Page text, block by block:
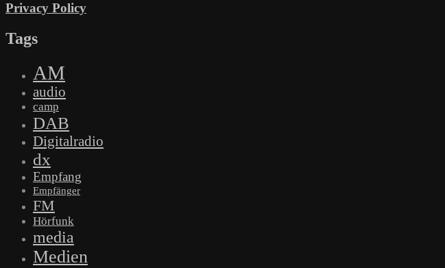
Privacy Policy
Tags
AM
audio
camp
DAB
Digitalradio
dx
Empfang
Empfänger
FM
Hörfunk
media
Medien